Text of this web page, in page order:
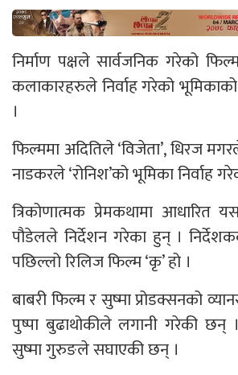
निर्माण पक्षले सार्वजनिक गरेको
कलाकारहरुले निर्वाह गरेको
।
फिल्ममा अदितिले ‘विजेता’, धिरज
नाडकरले ‘रोनिश’को भूमिका निर्वाह
त्रिकोणात्मक प्रेमकथामा आधारित
पौडेलले निर्देशन गरेका हुन् ।
पछिल्लो रिलिज फिल्म ‘कृ’ हो ।
बाबरी फिल्म र सुष्मा प्रोडक्सनको
पुष्पा बुढाथोकीले लगानी गरेकी छन्
सुष्मा गुरुङले सघाएकी छन् ।